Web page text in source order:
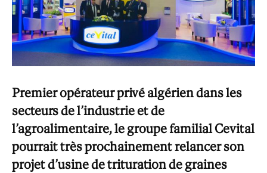
Premier opérateur privé algérien dans les
secteurs de l’industrie et de
l’agroalimentaire, le groupe familial Cevital
pourrait très prochainement relancer son
projet d’usine de trituration de graines